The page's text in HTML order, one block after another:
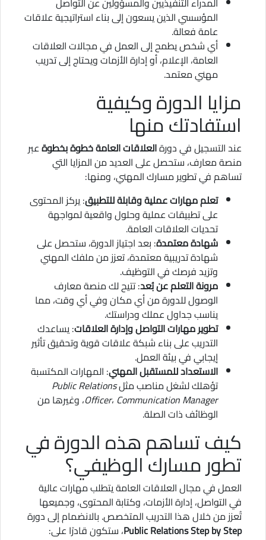
المؤسسي الذين يسعون إلى بناء استراتيجية علاقات
عامة فعالة.
أي شخص يطمح إلى العمل في مجالات العلاقات
العامة، الإعلام، أو إدارة الأزمات ويحتاج إلى تدريب
مهني معتمد.
مزايا الدورة وكيفية
استفادتك منها
عند التسجيل في دورةالعلاقات العامة خطوة بخطوةعبر
منصة معارف، ستحصل على العديد من المزايا التي
تساهم في تطوير مسارك المهني، ومنها:
تعلم مهارات عملية وقابلة للتطبيق: يركز المحتوى
على تطبيقات عملية وحلول واقعية لمواجهة
تحديات العلاقات العامة.
شهادة معتمدة: بعد اجتياز الدورة، ستحصل على
شهادة تدريبية معتمدة، تعزز من ملفك المهني
وتزيد فرصك في التوظيف.
مرونة التعلم عن بُعد: تتيح لك منصة معارف
الوصول للدورة من أي مكان وفي أي وقت، مما
يناسب جداول عملك ودراستك.
تطوير مهارات التواصل وإدارة العلاقات: يساعدك
التدريب على بناء شبكة علاقات قوية وتحقيق تأثير
إيجابي في بيئة العمل.
الاستعداد للمستقبل المهني: المهارات المكتسبة
تؤهلك لشغل مناصب مثلPublic Relations
Officer، Communication Manager
، وغيرها من
الوظائف ذات الصلة.
كيف تساهم هذه الدورة في
تطور مسارك الوظيفي؟
العمل في مجال العلاقات العامة يتطلب مهارات عالية
في التواصل، إدارة الأزمات، وكتابة المحتوى، وجميعها
تُعزز من خلال هذا التدريب المتخصص. بالانضمام إلى دورة
Public Relations Step by Step، ستكون قادرًا على: